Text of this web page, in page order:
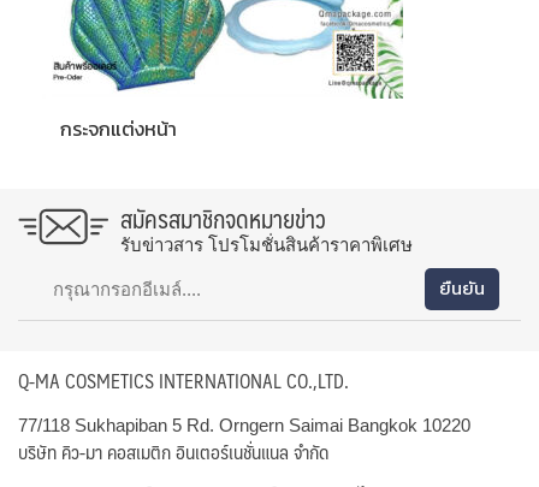
กระจกแต่งหน้า
สมัครสมาชิกจดหมายข่าว
รับข่าวสาร โปรโมชั่นสินค้าราคาพิเศษ
Q-MA COSMETICS INTERNATIONAL CO.,LTD.
77/118 Sukhapiban 5 Rd. Orngern Saimai Bangkok 10220
บริษัท คิว-มา คอสเมติก อินเตอร์เนชั่นแนล จำกัด